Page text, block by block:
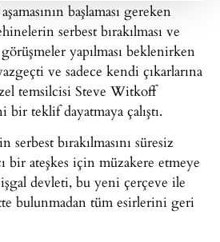
başlaması gereken
serbest bırakılması ve
yapılması beklenirken
ve sadece kendi çıkarlarına
temsilcisi Steve Witkoff
bir teklif dayatmaya çalıştı.
bırakılmasını süresiz
bir ateşkes için müzakere etmeye
devleti, bu yeni çerçeve ile
bulunmadan tüm esirlerini geri